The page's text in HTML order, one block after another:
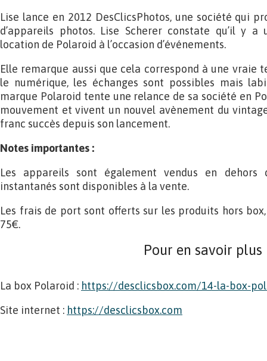
Lise lance en 2012 DesClicsPhotos, une société qui
d’appareils photos. Lise Scherer constate qu’il y
location de Polaroid à l’occasion d’événements.
Elle remarque aussi que cela correspond à une vraie
le numérique, les échanges sont possibles mais
marque Polaroid tente une relance de sa société en
mouvement et vivent un nouvel avènement du
franc succès depuis son lancement.
Notes importantes :
Les appareils sont également vendus en
instantanés sont disponibles à la vente.
Les frais de port sont offerts sur les produits hors
75€.
Pour en savoir plus
La box Polaroid : https://desclicsbox.com/14-la-box-
Site internet : https://desclicsbox.com